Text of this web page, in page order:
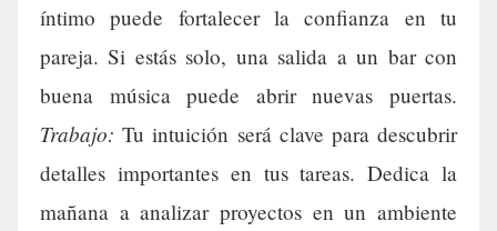
íntimo puede fortalecer la confianza en tu
pareja. Si estás solo, una salida a un bar con
buena música puede abrir nuevas puertas.
Trabajo: Tu intuición será clave para descubrir
detalles importantes en tus tareas. Dedica la
mañana a analizar proyectos en un ambiente